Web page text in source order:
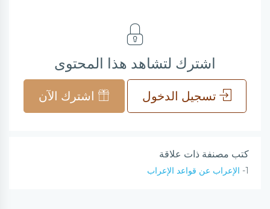
اشترك لتشاهد هذا المحتوى
تسجيل الدخول اشترك الآن
كتب مصنفة ذات علاقة
1- الإعراب عن قواعد الإعراب